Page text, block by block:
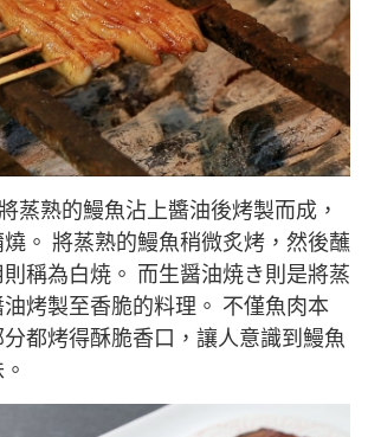
蒸熟的鰻魚沾上醬油後烤製而成，
。 將蒸熟的鰻魚稍微炙烤，然後蘸
稱為白焼。 而生醤油焼き則是將蒸
烤製至香脆的料理。 不僅魚肉本
都烤得酥脆香口，讓人意識到鰻魚